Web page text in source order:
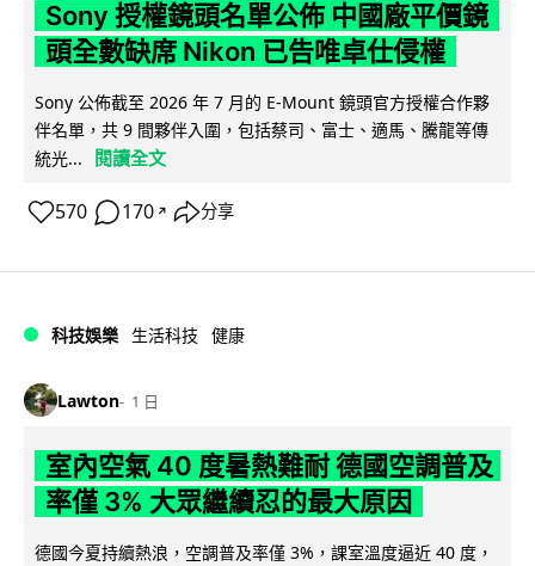
Sony 授權鏡頭名單公佈 中國廠平價鏡
頭全數缺席 Nikon 已告唯卓仕侵權
Sony 公佈截至 2026 年 7 月的 E-Mount 鏡頭官方授權合作夥
伴名單，共 9 間夥伴入圍，包括蔡司、富士、適馬、騰龍等傳
統光...
閱讀全文
570 170 ↗ 分享
科技娛樂 生活科技 健康
Lawton 1 日
室內空氣 40 度暑熱難耐 德國空調普及
率僅 3% 大眾繼續忍的最大原因
德國今夏持續熱浪，空調普及率僅 3%，課室溫度逼近 40 度，